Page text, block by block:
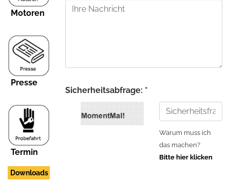
Motoren
Presse
Termin
Downloads
Sicherheitsabfrage: *
Warum muss ich
das machen?
Bitte hier klicken